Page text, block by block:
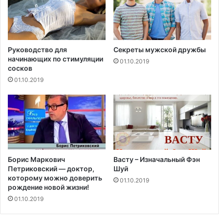
е
н
т
к
и
Руководство для
начинающих по стимуляции
сосков
01.10.2019
Секреты мужской дружбы
01.10.2019
Борис Маркович
Петриковский — доктор,
которому можно доверить
рождение новой жизни!
01.10.2019
Васту – Изначальный Фэн
Шуй
01.10.2019